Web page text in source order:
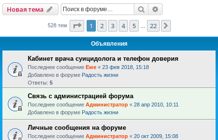
Новая тема Поиск
528 тем Страница из 22
1 2 3 4 5 22
Объявления
Кабинет врача суицидолога и телефон доверия
Последнее сообщение Ewe « 23 фев 2018, 15:18
Добавлено в форуме Радость жизни
Ответы: 5
Связь с администрацией форума
Последнее сообщение Администратор « 28 апр 2010, 10:11
Добавлено в форуме Радость жизни
Личные сообщения на форуме
Последнее сообщение Администратор « 20 окт 2009, 15:08